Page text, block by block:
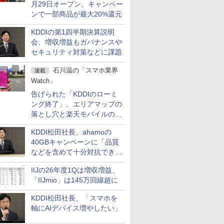
月29日オープン、キャンペー
ンで一部商品が最大20%還元
KDDIの第1四半期決算説明
会、増収増益もガバナンスや
セキュリティ対策などに課題
連載
石川温の「スマホ業界
Watch」
告げられた「KDDIのローミ
ング終了」、エリアマップの
落とし穴と楽天モバイルの課
題
KDDI松田社長、ahamoの
40GBキャンペーンに「品質
などを含めて十分対抗でき
る」
IIJの26年度1Qは増収増益、
「IIJmio」は145万回線超に
KDDI松田社長、「スマホを
軸にAIデバイス増やしたい」